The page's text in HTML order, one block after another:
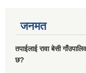
जनमत
तपाईलाई रावा बेसी
छ?